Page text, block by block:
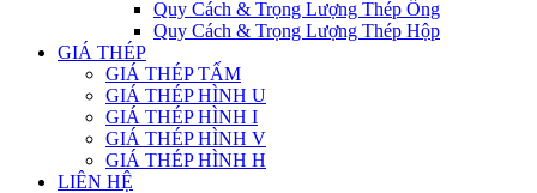
Quy Cách & Trọng Lượng Thép Ống
Quy Cách & Trọng Lượng Thép Hộp
GIÁ THÉP
GIÁ THÉP TẤM
GIÁ THÉP HÌNH U
GIÁ THÉP HÌNH I
GIÁ THÉP HÌNH V
GIÁ THÉP HÌNH H
LIÊN HỆ